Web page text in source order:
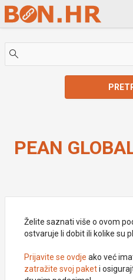
Skip to Main Content
PEAN
Želite saznati više o ovom
ostvaruje li dobit ili kolike su
Prijavite se ovdje ako već
zatražite svoj paketi